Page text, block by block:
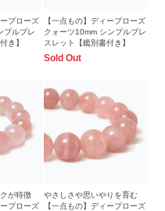
プローズ
プルブレ
き】
【一点もの】ディープローズ
クォーツ10mm シンプルブレ
スレット【鑑別書付き】
Sold Out
が特徴
プローズ
やさしさや思いやりを育む
【一点もの】ディープローズ